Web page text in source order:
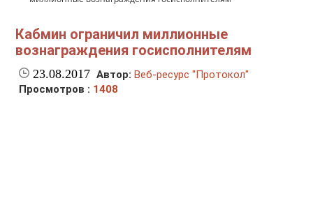
Кабмин ограничил миллионные
вознаграждения госисполнителям
23.08.2017 Автор: Веб-ресурс "Протокол"
Просмотров : 1408